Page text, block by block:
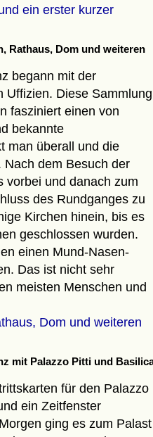
ein erster kurzer
Rathaus, Dom und weiteren
begann mit der
Uffizien. Diese Sammlung
fasziniert einen von
bekannte
man überall und die
dem Besuch der
vorbei und danach zum
des Rundganges zu
Kirchen hinein, bis es
geschlossen wurden.
einen Mund-Nasen-
Das ist nicht sehr
meisten Menschen und
Dom und weiteren
mit Palazzo Pitti und
für den Palazzo
ein Zeitfenster
ging es zum Palast